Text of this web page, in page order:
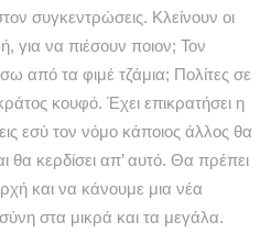
συγκεντρώσεις. Κλείνουν οι
για να πιέσουν ποιον; Τον
από τα φιμέ τζάμια; Πολίτες σε
κουφό. Έχει επικρατήσει η
εσύ τον νόμο κάποιος άλλος θα
θα κερδίσει απ’ αυτό. Θα πρέπει
και να κάνουμε μια νέα
στα μικρά και τα μεγάλα.